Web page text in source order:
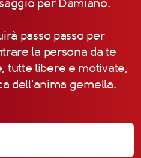
per Damiano.
passo passo per
la persona da te
tutte libere e motivate,
dell'anima gemella.